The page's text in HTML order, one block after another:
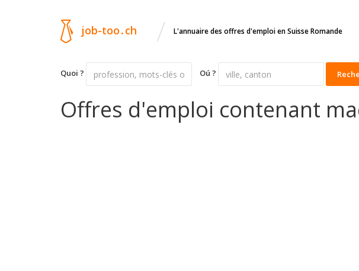
job-too.ch / L'annuaire des offres d'emploi en Suisse Romande
Quoi ? Oú ?
Offres d'emploi contenant